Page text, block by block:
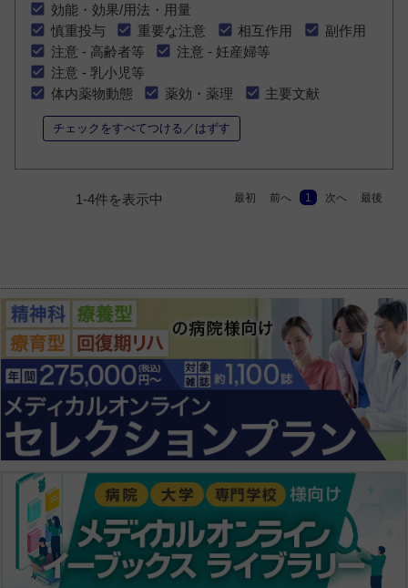
効能・効果/用法・用量
慎重投与
重要な注意 相互作用
副作用
注意 - 高齢者等
注意 - 妊産婦等
注意 - 乳小児等
体内薬物動態
薬効・薬理 主要文献
チェックをすべてつける／はずす
1-4件を表示中 最初 前へ 1 次へ 最後